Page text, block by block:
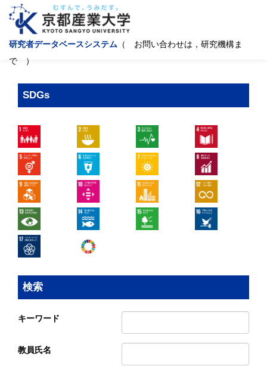
研究者データベースシステム （ お問い合わせは，研究機構ま
で ）
SDGs
検索
キーワード
教員氏名